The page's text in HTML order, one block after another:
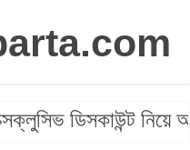
ডিসকাউন্ট